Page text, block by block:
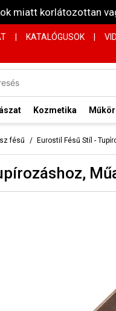
miatt korlátozottan
KATALÓGUSOK
Kozmetika
fésű Eurostil Fésű Stíl -